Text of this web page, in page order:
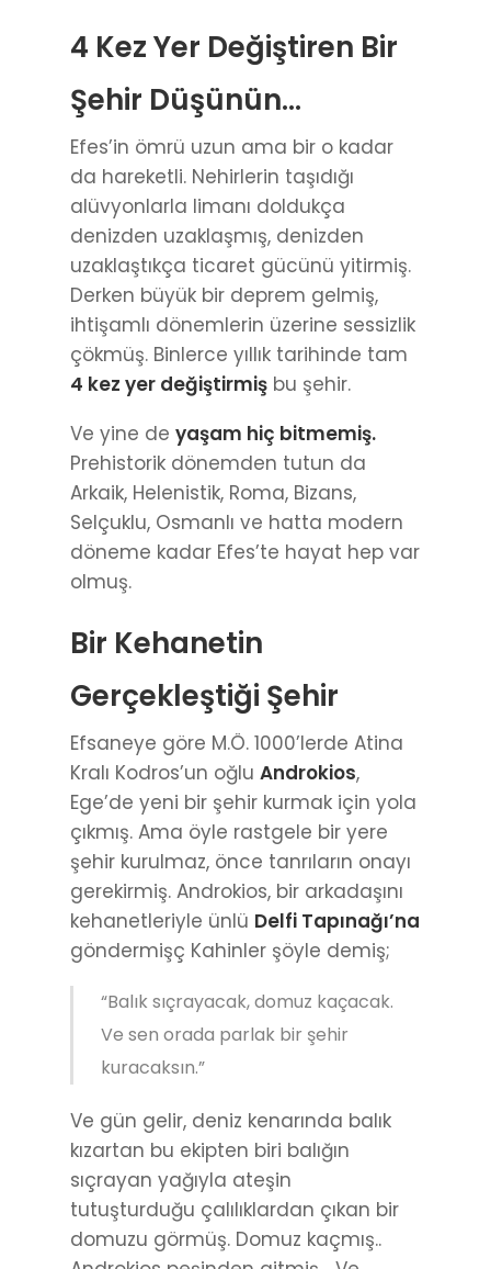
4 Kez Yer Değiştiren Bir
Şehir Düşünün…
Efes’in ömrü uzun ama bir o kadar
da hareketli. Nehirlerin taşıdığı
alüvyonlarla limanı doldukça
denizden uzaklaşmış, denizden
uzaklaştıkça ticaret gücünü yitirmiş.
Derken büyük bir deprem gelmiş,
ihtişamlı dönemlerin üzerine sessizlik
çökmüş. Binlerce yıllık tarihinde tam
4 kez yer değiştirmiş bu şehir.
Ve yine de yaşam hiç bitmemiş.
Prehistorik dönemden tutun da
Arkaik, Helenistik, Roma, Bizans,
Selçuklu, Osmanlı ve hatta modern
döneme kadar Efes’te hayat hep var
olmuş.
Bir Kehanetin
Gerçekleştiği Şehir
Efsaneye göre M.Ö. 1000’lerde Atina
Kralı Kodros’un oğlu Androkios,
Ege’de yeni bir şehir kurmak için yola
çıkmış. Ama öyle rastgele bir yere
şehir kurulmaz, önce tanrıların onayı
gerekirmiş. Androkios, bir arkadaşını
kehanetleriyle ünlü Delfi Tapınağı’na
göndermişç Kahinler şöyle demiş;
“Balık sıçrayacak, domuz kaçacak.
Ve sen orada parlak bir şehir
kuracaksın.”
Ve gün gelir, deniz kenarında balık
kızartan bu ekipten biri balığın
sıçrayan yağıyla ateşin
tutuşturduğu çalılıklardan çıkan bir
domuzu görmüş. Domuz kaçmış..